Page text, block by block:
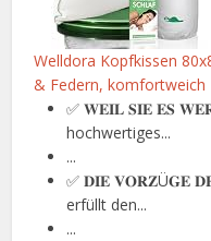
Welldora Kopfkissen
& Federn, komfortweich
✅ 𝐖𝐄𝐈𝐋 𝐒𝐈𝐄 𝐄𝐒
hochwertiges...
...
✅ 𝐃𝐈𝐄 𝐕𝐎𝐑𝐙Ü𝐆𝐄
erfüllt den...
...